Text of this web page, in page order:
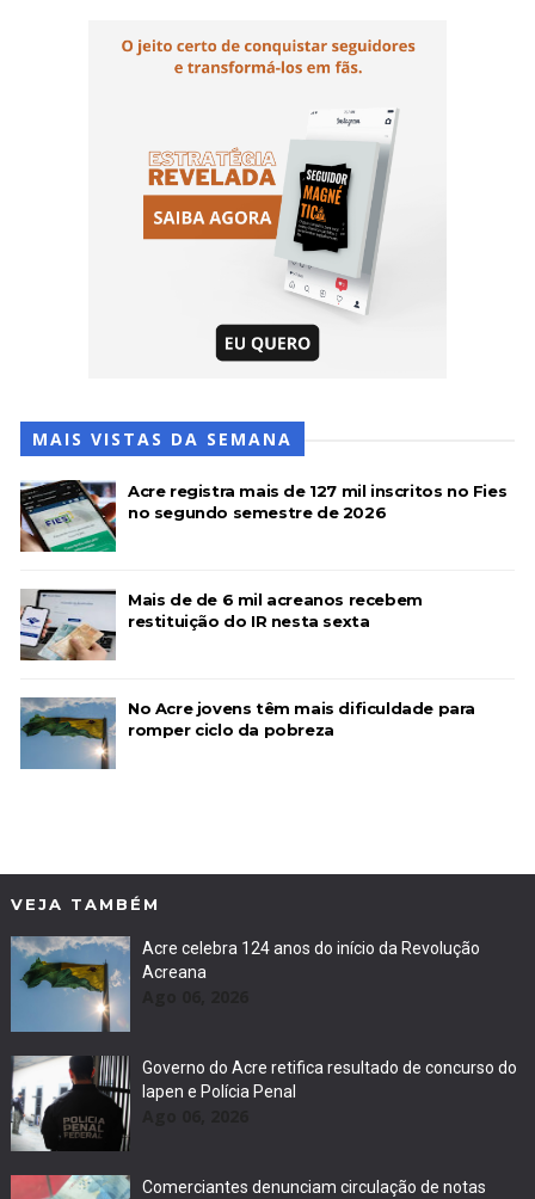
MAIS VISTAS DA SEMANA
Acre registra mais de 127 mil inscritos no Fies
no segundo semestre de 2026
Mais de de 6 mil acreanos recebem
restituição do IR nesta sexta
No Acre jovens têm mais dificuldade para
romper ciclo da pobreza
VEJA TAMBÉM
Acre celebra 124 anos do início da Revolução
Acreana
Governo do Acre retifica resultado de concurso do
Iapen e Polícia Penal
Comerciantes denunciam circulação de notas